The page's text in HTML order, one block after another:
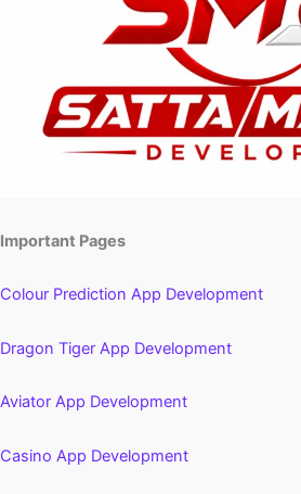
Important Pages
Colour Prediction App Development
Dragon Tiger App Development
Aviator App Development
Casino App Development